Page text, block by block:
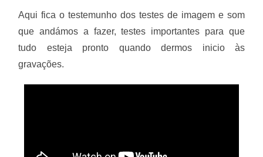
Aqui fica o testemunho dos testes de imagem e som
que andámos a fazer, testes importantes para que
tudo esteja pronto quando dermos inicio às
gravações.